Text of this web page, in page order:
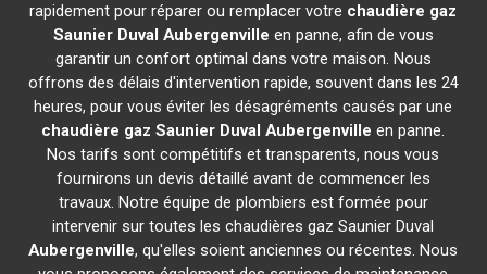
rapidement pour réparer ou remplacer votre chaudière gaz
Saunier Duval Aubergenville en panne, afin de vous
garantir un confort optimal dans votre maison. Nous
offrons des délais d'intervention rapide, souvent dans les 24
heures, pour vous éviter les désagréments causés par une
chaudière gaz Saunier Duval Aubergenville en panne.
Nos tarifs sont compétitifs et transparents, nous vous
fournirons un devis détaillé avant de commencer les
travaux. Notre équipe de plombiers est formée pour
intervenir sur toutes les chaudières gaz Saunier Duval
Aubergenville, qu'elles soient anciennes ou récentes. Nous